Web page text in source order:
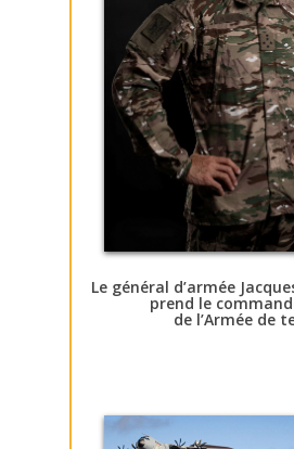
Le général d’armée
prend le
de l’Armée de